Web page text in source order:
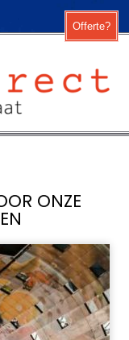
Offerte?
ONZE